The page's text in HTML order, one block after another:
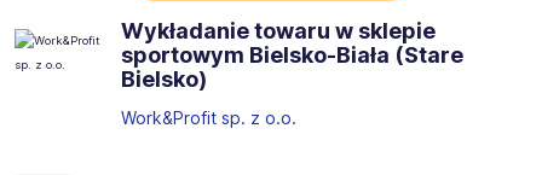
Wykładanie towaru w sklepie
sportowym Bielsko-Biała (Stare
Bielsko)
Work&Profit sp. z o.o.